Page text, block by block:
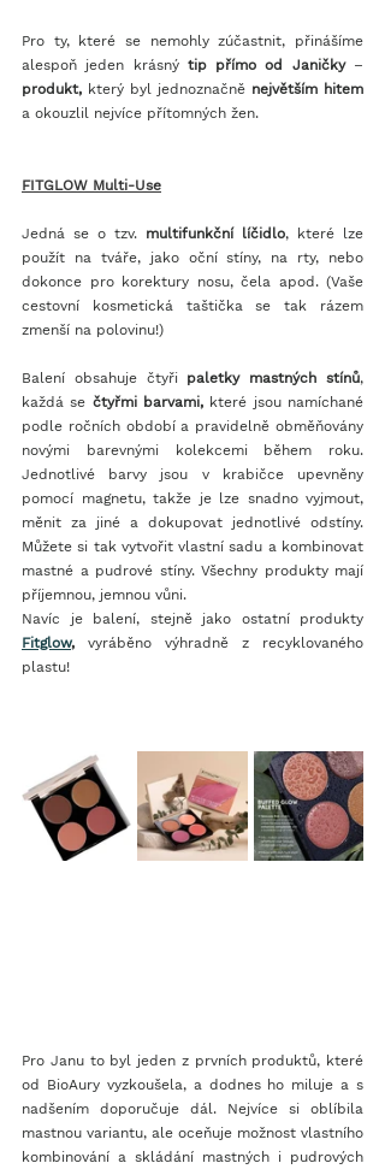
Pro ty, které se nemohly zúčastnit, přinášíme
alespoň jeden krásný tip přímo od Janičky
produkt, který byl jednoznačně největším hitem
a okouzlil nejvíce přítomných žen.
FITGLOW Multi-Use
Jedná se o tzv. multifunkční líčidlo, které lze
použít na tváře, jako oční stíny, na rty, nebo
dokonce pro korektury nosu, čela apod. (Vaše
cestovní kosmetická taštička se tak rázem
zmenší na polovinu!)
Balení obsahuje čtyři paletky mastných stínů,
každá se čtyřmi barvami, které jsou namíchané
podle ročních období a pravidelně obměňovány
novými barevnými kolekcemi během roku.
Jednotlivé barvy jsou v krabičce upevněny
pomocí magnetu, takže je lze snadno vyjmout,
měnit za jiné a dokupovat jednotlivé odstíny.
Můžete si tak vytvořit vlastní sadu a kombinovat
mastné a pudrové stíny. Všechny produkty mají
příjemnou, jemnou vůni.
Fitglow, vyráběno výhradně z recyklovaného
plastu!
Pro Janu to byl jeden z prvních produktů, které
od BioAury vyzkoušela, a dodnes ho miluje a s
nadšením doporučuje dál. Nejvíce si oblíbila
mastnou variantu, ale oceňuje možnost vlastního
kombinování a skládání mastných i pudrových